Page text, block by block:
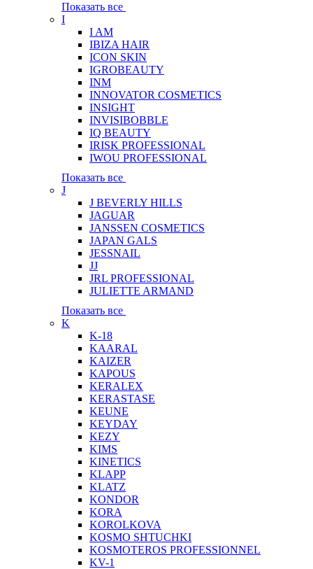
Показать все
I
I AM
IBIZA HAIR
ICON SKIN
IGROBEAUTY
INM
INNOVATOR COSMETICS
INSIGHT
INVISIBOBBLE
IQ BEAUTY
IRISK PROFESSIONAL
IWOU PROFESSIONAL
Показать все
J
J BEVERLY HILLS
JAGUAR
JANSSEN COSMETICS
JAPAN GALS
JESSNAIL
JJ
JRL PROFESSIONAL
JULIETTE ARMAND
Показать все
K
K-18
KAARAL
KAIZER
KAPOUS
KERALEX
KERASTASE
KEUNE
KEYDAY
KEZY
KIMS
KINETICS
KLAPP
KLATZ
KONDOR
KORA
KOROLKOVA
KOSMO SHTUCHKI
KOSMOTEROS PROFESSIONNEL
KV-1